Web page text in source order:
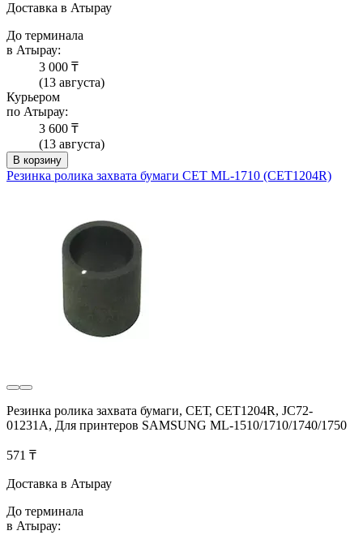
Доставка в Атырау
До терминала
в Атырау:
3 000 ₸
(13 августа)
Курьером
по Атырау:
3 600 ₸
(13 августа)
В корзину
Резинка ролика захвата бумаги СЕТ ML-1710 (CET1204R)
Резинка ролика захвата бумаги, СЕТ, CET1204R, JC72-
01231A, Для принтеров SAMSUNG ML-1510/1710/1740/1750
571 ₸
Доставка в Атырау
До терминала
в Атырау: